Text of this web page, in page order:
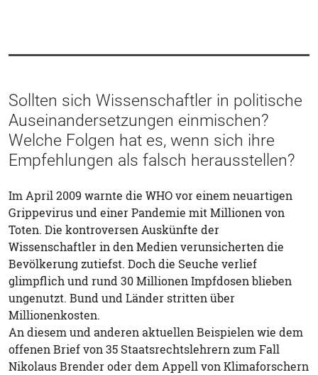
Sollten sich Wissenschaftler in politische
Auseinandersetzungen einmischen?
Welche Folgen hat es, wenn sich ihre
Empfehlungen als falsch herausstellen?
Im April 2009 warnte die WHO vor einem neuartigen
Grippevirus und einer Pandemie mit Millionen von
Toten. Die kontroversen Auskünfte der
Wissenschaftler in den Medien verunsicherten die
Bevölkerung zutiefst. Doch die Seuche verlief
glimpflich und rund 30 Millionen Impfdosen blieben
ungenutzt. Bund und Länder stritten über
Millionenkosten.
An diesem und anderen aktuellen Beispielen wie dem
offenen Brief von 35 Staatsrechtslehrern zum Fall
Nikolaus Brender oder dem Appell von Klimaforschern